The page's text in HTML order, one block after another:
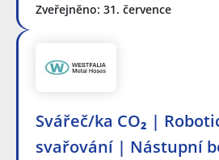
Zveřejněno: 31. července
Svářeč/ka CO₂ |
svařování | Nástupní